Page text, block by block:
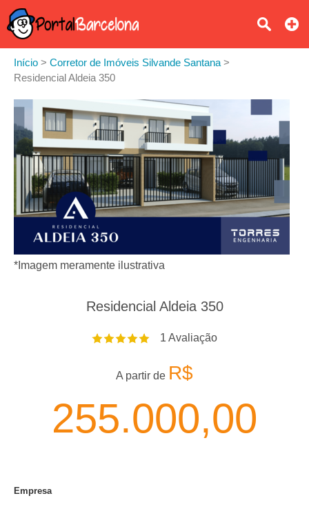
Início > Corretor de Imóveis Silvande Santana >
Residencial Aldeia 350
*Imagem meramente ilustrativa
Residencial Aldeia 350
1 Avaliação
A partir de R$
255.000,00
Empresa